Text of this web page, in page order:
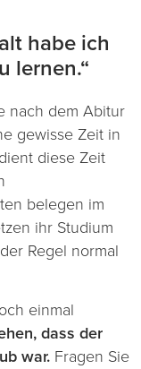
habe ich
lernen.“
nach dem Abitur
gewisse Zeit in
diese Zeit
belegen im
ihr Studium
Regel normal
einmal
dass der
war. Fragen Sie